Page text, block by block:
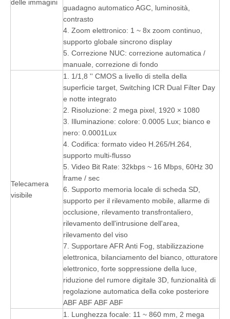
delle immagini
guadagno automatico AGC, luminosità,
contrasto
4. Zoom elettronico: 1 ~ 8x zoom continuo,
supporto globale sincrono display
5. Correzione NUC: correzione automatica /
manuale, correzione di fondo
Telecamera
visibile
1. 1/1,8 '' CMOS a livello di stella della
superficie target, Switching ICR Dual Filter Day
e notte integrato
2. Risoluzione: 2 mega pixel, 1920 × 1080
3. Illuminazione: colore: 0.0005 Lux; bianco e
nero: 0.0001Lux
4. Codifica: formato video H.265/H.264,
supporto multi-flusso
5. Video Bit Rate: 32kbps ~ 16 Mbps, 60Hz 30
frame / sec
6. Supporto memoria locale di scheda SD,
supporto per il rilevamento mobile, allarme di
occlusione, rilevamento transfrontaliero,
rilevamento dell'intrusione dell'area,
rilevamento del viso
7. Supportare AFR Anti Fog, stabilizzazione
elettronica, bilanciamento del bianco, otturatore
elettronico, forte soppressione della luce,
riduzione del rumore digitale 3D, funzionalità di
regolazione automatica della coke posteriore
ABF ABF ABF ABF
1. Lunghezza focale: 11 ~ 860 mm, 2 mega